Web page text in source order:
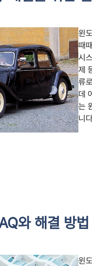
윈
때
시
제
류
데
는
니
와 해결 방법
윈